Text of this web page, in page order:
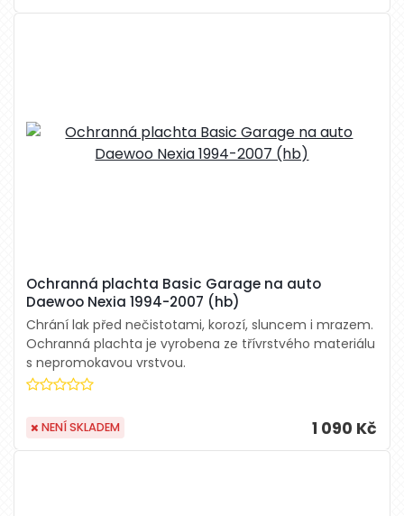
Ochranná plachta Basic Garage na auto
Daewoo Nexia 1994-2007 (hb)
Chrání lak před nečistotami, korozí, sluncem i mrazem.
Ochranná plachta je vyrobena ze třívrstvého materiálu
s nepromokavou vrstvou.
1 090 Kč
NENÍ SKLADEM